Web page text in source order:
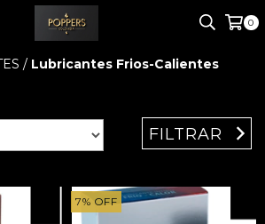
0
/ Lubricantes Frios-Calientes
FILTRAR
7% OFF